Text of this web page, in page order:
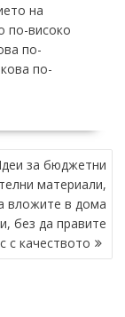
на
по-високо
по-
по-
за бюджетни
материали,
вложите в дома
без да правите
с качеството